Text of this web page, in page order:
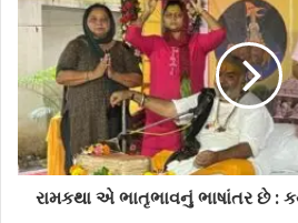
રામકથા એ ભાતૃભાવનું ભાષાંતર છે :